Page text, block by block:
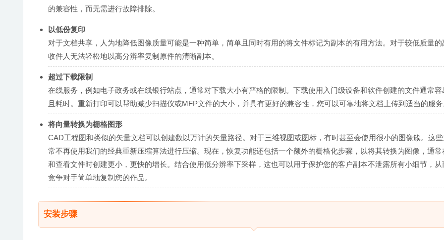
的兼容性，而无需进行故障排除。
以低份复印
对于文档共享，人为地降低图像质量可能是一种简单，简单且同时有用的将文件标记为副本的有用方法。对于较低质量的
收件人无法轻松地以高分辨率复制原件的清晰副本。
超过下载限制
在线服务，例如电子政务或在线银行站点，通常对下载大小有严格的限制。下载使用入门级设备和软件创建的文件通常容
且耗时。重新打印可以帮助减少扫描仪或MFP文件的大小，并具有更好的兼容性，您可以可靠地将文档上传到适当的服
将向量转换为栅格图形
CAD工程图和类似的矢量文档可以创建数以万计的矢量路径。对于三维视图或图标，有时甚至会使用很小的图像簇。这
常不再使用我们的经典重新压缩算法进行压缩。现在，恢复功能还包括一个额外的栅格化步骤，以将其转换为图像，通常
和查看文件时创建更小，更快的增长。结合使用低分辨率下采样，这也可以用于保护您的客户副本不泄露所有小细节，从
竞争对手简单地复制您的作品。
安装步骤